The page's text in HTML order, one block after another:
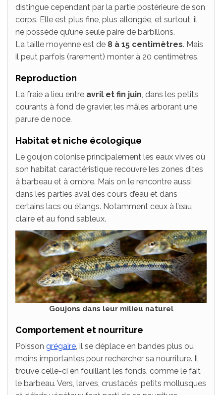
distingue cependant par la partie postérieure de son
corps. Elle est plus fine, plus allongée, et surtout, il
ne possède qu’une seule paire de barbillons.
La taille moyenne est de 8 à 15 centimètres. Mais
il peut parfois (rarement) monter à 20 centimètres.
Reproduction
La fraie a lieu entre avril et fin juin, dans les petits
courants à fond de gravier, les mâles arborant une
parure de noce.
Habitat et niche écologique
Le goujon colonise principalement les eaux vives où
son habitat caractéristique recouvre les zones dites
à barbeau et à ombre. Mais on le rencontre aussi
dans les parties aval des cours d’eau et dans
certains lacs ou étangs. Notamment ceux à l’eau
claire et au fond sableux.
Goujons dans leur milieu naturel
Comportement et nourriture
Poisson grégaire, il se déplace en bandes plus ou
moins importantes pour rechercher sa nourriture. Il
trouve celle-ci en fouillant les fonds, comme le fait
le barbeau. Vers, larves, crustacés, petits mollusques